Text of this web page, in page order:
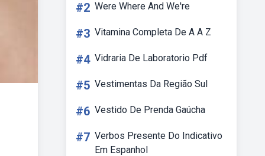
#2 Were Where And We're
#3 Vitamina Completa De A A Z
#4 Vidraria De Laboratorio Pdf
#5 Vestimentas Da Região Sul
#6 Vestido De Prenda Gaúcha
#7 Verbos Presente Do Indicativo
Em Espanhol